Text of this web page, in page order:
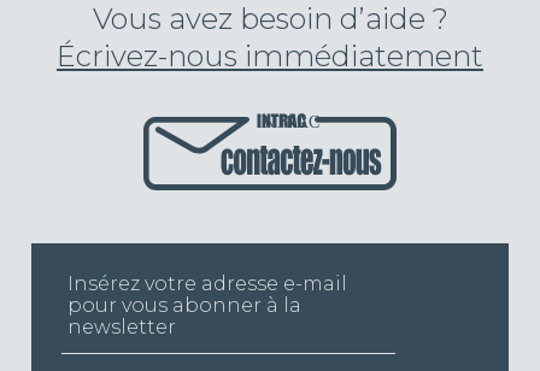
Vous avez besoin d’aide ?
Écrivez-nous immédiatement
INTRAC